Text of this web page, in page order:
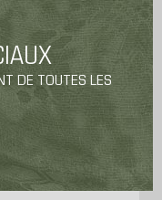
DE TOUTES LES